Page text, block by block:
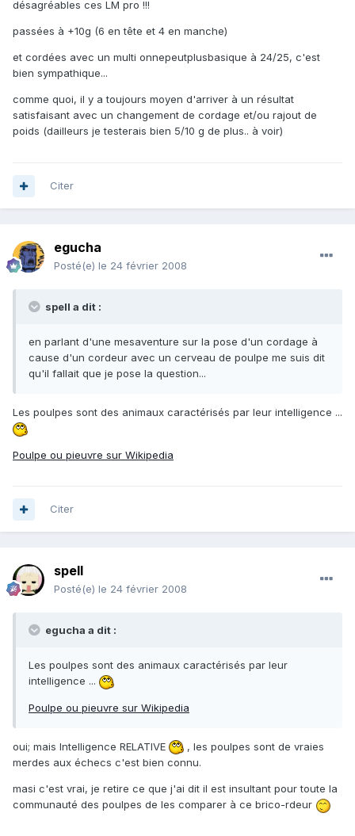
désagréables ces LM pro !!!
passées à +10g (6 en tête et 4 en manche)
et cordées avec un multi onnepeutplusbasique à 24/25, c'est
bien sympathique...
comme quoi, il y a toujours moyen d'arriver à un résultat
satisfaisant avec un changement de cordage et/ou rajout de
poids (dailleurs je testerais bien 5/10 g de plus.. à voir)
Citer
egucha
Posté(e) le 24 février 2008
spell a dit :
en parlant d'une mesaventure sur la pose d'un cordage à
cause d'un cordeur avec un cerveau de poulpe me suis dit
qu'il fallait que je pose la question...
Les poulpes sont des animaux caractérisés par leur intelligence ...
Poulpe ou pieuvre sur Wikipedia
Citer
spell
Posté(e) le 24 février 2008
egucha a dit :
Les poulpes sont des animaux caractérisés par leur
intelligence ...
Poulpe ou pieuvre sur Wikipedia
oui; mais Intelligence RELATIVE
, les poulpes sont de vraies
merdes aux échecs c'est bien connu.
masi c'est vrai, je retire ce que j'ai dit il est insultant pour toute la
communauté des poulpes de les comparer à ce brico-rdeur